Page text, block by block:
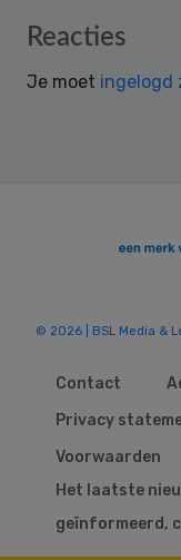
Reader
Reacties
Je moet ingelogd
© 2026 | BSL Media &
Contact
Privacy
Voorwaarden
Het laatste
geïnformeerd,